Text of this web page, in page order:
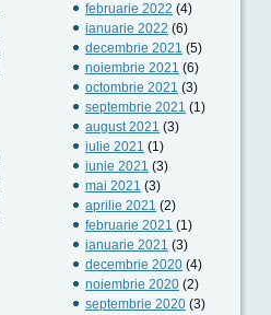
februarie 2022 (4)
ianuarie 2022 (6)
decembrie 2021 (5)
noiembrie 2021 (6)
octombrie 2021 (3)
septembrie 2021 (1)
august 2021 (3)
iulie 2021 (1)
iunie 2021 (3)
mai 2021 (3)
aprilie 2021 (2)
februarie 2021 (1)
ianuarie 2021 (3)
decembrie 2020 (4)
noiembrie 2020 (2)
septembrie 2020 (3)